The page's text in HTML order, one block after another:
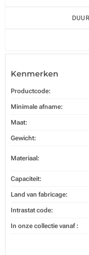
Kenmerken
Productcode:
Minimale afname:
Maat:
Gewicht:
Materiaal:
Capaciteit:
Land van fabricage:
Intrastat code:
In onze collectie vanaf :